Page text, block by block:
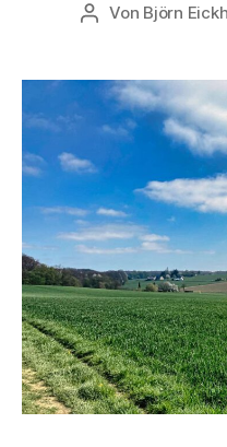
Beitragsautor
Von Björn